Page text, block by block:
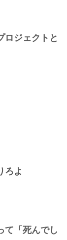
ロジェクトと
ろよ
て「死んでし